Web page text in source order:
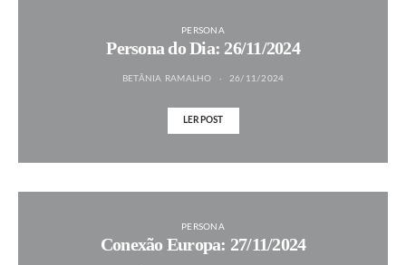
PERSONA
Persona do Dia: 26/11/2024
BETÂNIA RAMALHO 26/11/2024
LER POST
PERSONA
Conexão Europa: 27/11/2024